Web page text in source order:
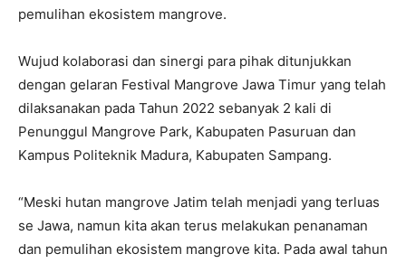
pemulihan ekosistem mangrove.
Wujud kolaborasi dan sinergi para pihak ditunjukkan
dengan gelaran Festival Mangrove Jawa Timur yang telah
dilaksanakan pada Tahun 2022 sebanyak 2 kali di
Penunggul Mangrove Park, Kabupaten Pasuruan dan
Kampus Politeknik Madura, Kabupaten Sampang.
“Meski hutan mangrove Jatim telah menjadi yang terluas
se Jawa, namun kita akan terus melakukan penanaman
dan pemulihan ekosistem mangrove kita. Pada awal tahun